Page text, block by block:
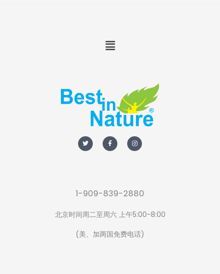
Menu
w
i
t
a
c
e
n
s
t
1-909-839-2880
北京时间周二至周六 上午5:00-8:00
(美、加两国免费电话)